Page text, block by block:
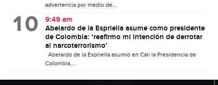
advertencia por medio de...
9:49 am
Abelardo de la Espriella asume como presidente
de Colombia: ‘reafirmo mi intención de derrotar
al narcoterrorismo’
Abelardo de la Espriella asumió en Cali la Presidencia de
Colombia,...